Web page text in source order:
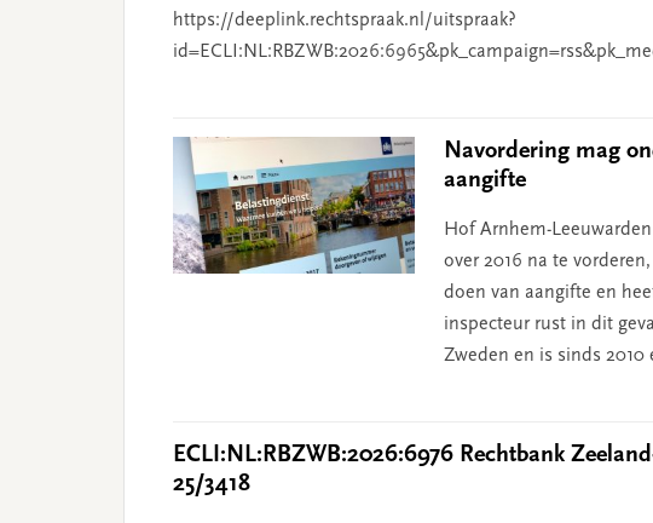
https://deeplink.rechtspraak.nl/uitspraak?
Navordering mag
aangifte
Hof Arnhem-
over 2016 na te
doen van aangifte en
inspecteur rust in dit
Zweden en is sinds 2010
ECLI:NL:RBZWB:2026:6976 Rechtbank
25/3418